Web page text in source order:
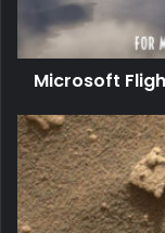
Microsoft